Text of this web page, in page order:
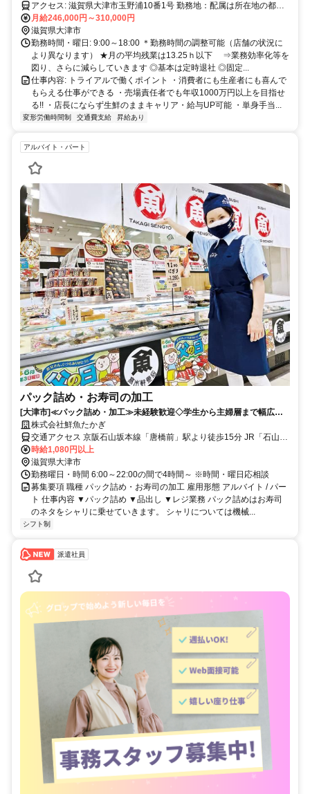
アクセス: 滋賀県大津市玉野浦10番1号 勤務地：配属は所在地の都道
府県 ※初任地は最寄りの店舗又は希望エリアを優先し配属します。
※エリア内勤務または全国勤務いずれか希望を選択できます。
月給246,000円～310,000円
滋賀県大津市
勤務時間・曜日: 9:00～18:00 ＊勤務時間の調整可能（店舗の状況に
より異なります） ★月の平均残業は13.25ｈ以下 ⇒業務効率化等を
図り、さらに減らしていきます ◎基本は定時退社 ◎固定...
仕事内容: トライアルで働くポイント ・消費者にも生産者にも喜んで
もらえる仕事ができる ・売場責任者でも年収1000万円以上を目指せ
る!! ・店長にならず生鮮のままキャリア・給与UP可能 ・単身手当...
変形労働時間制 交通費支給 昇給あり
アルバイト・パート
パック詰め・お寿司の加工
[大津市]≪パック詰め・加工≫未経験歓迎◇学生から主婦層まで幅広く
活躍中！
株式会社鮮魚たかぎ
交通アクセス 京阪石山坂本線「唐橋前」駅より徒歩15分 JR「石山」
駅より徒歩22分
時給1,080円以上
滋賀県大津市
勤務曜日・時間 6:00～22:00の間で4時間～ ※時間・曜日応相談
募集要項 職種 パック詰め・お寿司の加工 雇用形態 アルバイト / パー
ト 仕事内容 ▼パック詰め ▼品出し ▼レジ業務 パック詰めはお寿司
のネタをシャリに乗せていきます。 シャリについては機械...
シフト制
派遣社員